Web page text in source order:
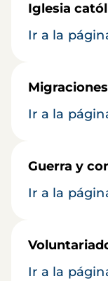
Iglesia
Ir a la
Migraciones
Ir a la
Guerra y
Ir a la
Ir a la